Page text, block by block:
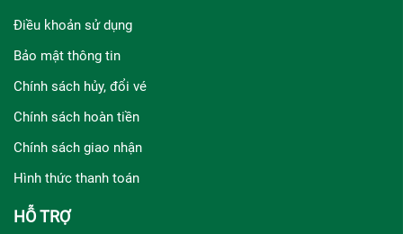
Điều khoản sử dụng
Bảo mật thông tin
Chính sách hủy, đổi vé
Chính sách hoàn tiền
Chính sách giao nhận
Hình thức thanh toán
HỖ TRỢ